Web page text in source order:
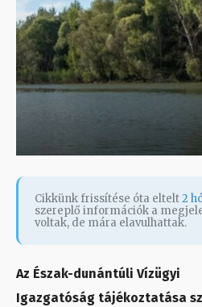
Cikkünk frissítése óta eltelt2
szereplő információk a
voltak, de mára elavulhattak.
Az Észak-dunántúli Vízügyi
Igazgatóság tájékoztatása